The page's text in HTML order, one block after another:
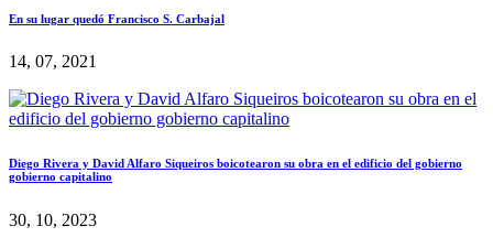
En su lugar quedó Francisco S. Carbajal
14, 07, 2021
Diego Rivera y David Alfaro Siqueiros boicotearon su obra en el edificio del gobierno
gobierno capitalino
30, 10, 2023